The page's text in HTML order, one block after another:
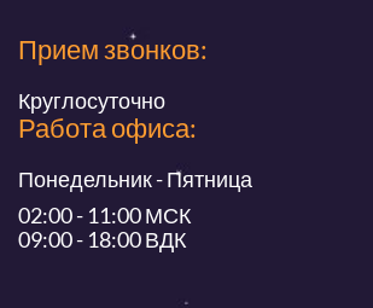
Прием звонков:
Круглосуточно
Работа офиса:
Понедельник - Пятница
02:00 - 11:00 МСК
09:00 - 18:00 ВДК